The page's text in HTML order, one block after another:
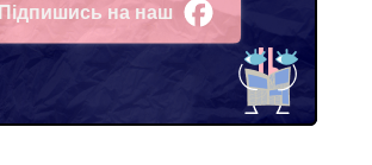
Підпишись на наш
Facebook